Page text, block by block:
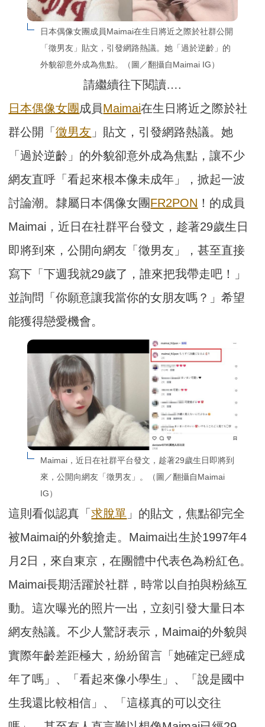
日本偶像女團成員Maimai在生日將近之際於社群公開
「徵男友」貼文，引發網路熱議。她「過於逆齡」的
外貌卻意外成為焦點。（圖／翻攝自Maimai IG）
請繼續往下閱讀….
日本偶像女團成員Maimai在生日將近之際於社
群公開「徵男友 」貼文，引發網路熱議。她
「過於逆齡」的外貌卻意外成為焦點，讓不少
網友直呼「看起來根本像未成年」，掀起一波
討論潮。隸屬日本偶像女團FR2PON ！的成員
Maimai，近日在社群平台發文，趁著29歲生日
即將到來，公開向網友「徵男友」，甚至直接
寫下「下週我就29歲了，誰來把我帶走吧！」
並詢問「你願意讓我當你的女朋友嗎？」希望
能獲得戀愛機會。
Maimai，近日在社群平台發文，趁著29歲生日即將到
來，公開向網友「徵男友」。（圖／翻攝自Maimai
IG）
這則看似認真「求脫單 」的貼文，焦點卻完全
被Maimai的外貌搶走。Maimai出生於1997年4
月2日，來自東京，在團體中代表色為粉紅色。
Maimai長期活躍於社群，時常以自拍與粉絲互
動。這次曝光的照片一出，立刻引發大量日本
網友熱議。不少人驚訝表示，Maimai的外貌與
實際年齡差距極大，紛紛留言「她確定已經成
年了嗎」、「看起來像小學生」、「說是國中
生我還比較相信」、「這樣真的可以交往